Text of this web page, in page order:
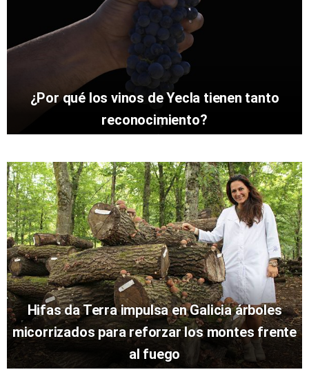
¿Por qué los vinos de Yecla tienen tanto
reconocimiento?
Hifas da Terra impulsa en Galicia árboles
micorrizados para reforzar los montes frente
al fuego